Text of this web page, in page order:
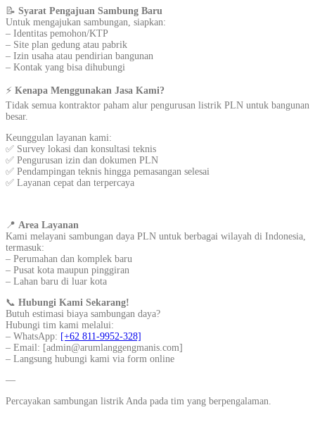
📝 Syarat Pengajuan Sambung Baru
Untuk mengajukan sambungan, siapkan:
– Identitas pemohon/KTP
– Site plan gedung atau pabrik
– Izin usaha atau pendirian bangunan
– Kontak yang bisa dihubungi
⚡ Kenapa Menggunakan Jasa Kami?
Tidak semua kontraktor paham alur pengurusan listrik PLN untuk bangunan
besar.
Keunggulan layanan kami:
✅ Survey lokasi dan konsultasi teknis
✅ Pengurusan izin dan dokumen PLN
✅ Pendampingan teknis hingga pemasangan selesai
✅ Layanan cepat dan terpercaya
📍 Area Layanan
Kami melayani sambungan daya PLN untuk berbagai wilayah di Indonesia,
termasuk:
– Perumahan dan komplek baru
– Pusat kota maupun pinggiran
– Lahan baru di luar kota
📞 Hubungi Kami Sekarang!
Butuh estimasi biaya sambungan daya?
Hubungi tim kami melalui:
– WhatsApp: [+62 811-9952-328]
– Email: [admin@arumlanggengmanis.com]
– Langsung hubungi kami via form online
—
Percayakan sambungan listrik Anda pada tim yang berpengalaman.